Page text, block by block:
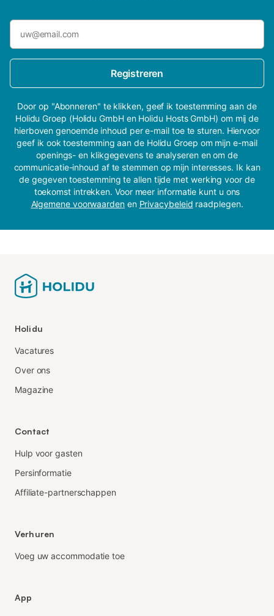
Registreren
Door op "Abonneren" te klikken, geef ik toestemming aan de
Holidu Groep (Holidu GmbH en Holidu Hosts GmbH) om mij de
hierboven genoemde inhoud per e-mail toe te sturen. Hiervoor
geef ik ook toestemming aan de Holidu Groep om mijn e-mail
openings- en klikgegevens te analyseren en om de
communicatie-inhoud af te stemmen op mijn interesses. Ik kan
de gegeven toestemming te allen tijde met werking voor de
toekomst intrekken. Voor meer informatie kunt u ons
Algemene voorwaardenen Privacybeleid raadplegen.
Holidu
Vacatures
Over ons
Magazine
Contact
Hulp voor gasten
Persinformatie
Affiliate-partnerschappen
Verhuren
Voeg uw accommodatie toe
App